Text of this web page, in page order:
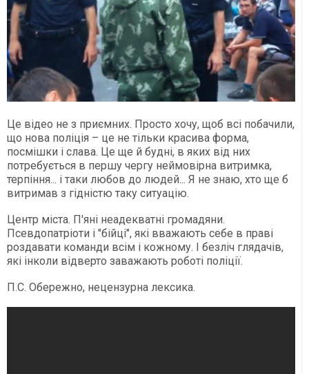
Це відео не з приємних. Просто хочу, щоб всі побачили,
що нова поліція – це не тільки красива форма,
посмішки і слава. Це ще й будні, в яких від них
потребується в першу чергу неймовірна витримка,
терпіння... і таки любов до людей... Я не знаю, хто ще б
витримав з гідністю таку ситуацію.
Центр міста. П'яні неадекватні громадяни.
Псевдопатріоти і "бійці", які вважають себе в праві
роздавати команди всім і кожному. І безліч глядачів,
які інколи відверто заважають роботі поліції.
П.С. Обережно, нецензурна лексика.